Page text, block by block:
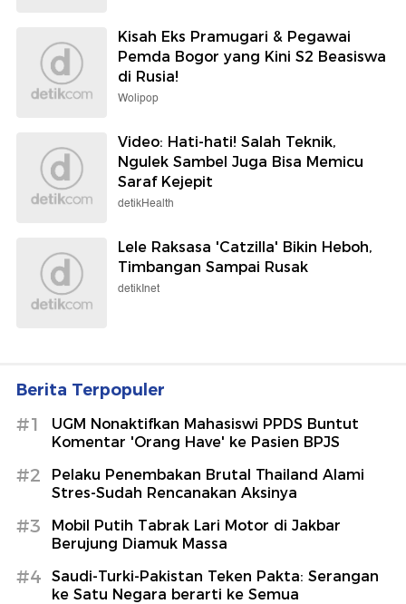
Kisah Eks Pramugari & Pegawai
Pemda Bogor yang Kini S2 Beasiswa
di Rusia!
Wolipop
Video: Hati-hati! Salah Teknik,
Ngulek Sambel Juga Bisa Memicu
Saraf Kejepit
detikHealth
Lele Raksasa 'Catzilla' Bikin Heboh,
Timbangan Sampai Rusak
detikInet
Berita Terpopuler
#1
UGM Nonaktifkan Mahasiswi PPDS Buntut
Komentar 'Orang Have' ke Pasien BPJS
#2
Pelaku Penembakan Brutal Thailand Alami
Stres-Sudah Rencanakan Aksinya
#3
Mobil Putih Tabrak Lari Motor di Jakbar
Berujung Diamuk Massa
#4
Saudi-Turki-Pakistan Teken Pakta: Serangan
ke Satu Negara berarti ke Semua